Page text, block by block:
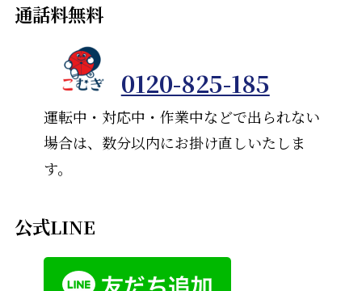
通話料無料
0120-825-185
運転中・対応中・作業中などで出られない
場合は、数分以内にお掛け直しいたしま
す。
公式LINE